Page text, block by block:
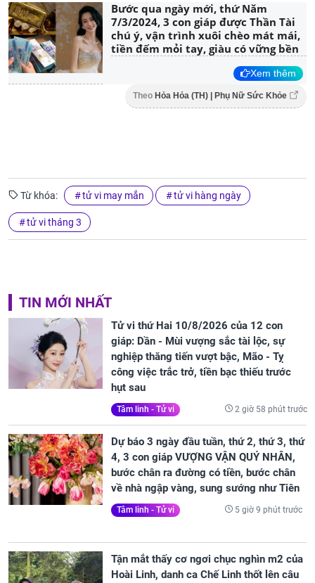
Bước qua ngày mới, thứ Năm
7/3/2024, 3 con giáp được Thần Tài
chú ý, vận trình xuôi chèo mát mái,
tiền đếm mỏi tay, giàu có vững bền
Xem thêm
Theo Hỏa Hỏa (TH) | Phụ Nữ Sức Khỏe
Từ khóa: tử vi may mắn tử vi hàng ngày
tử vi tháng 3
TIN MỚI NHẤT
Tử vi thứ Hai 10/8/2026 của 12 con
giáp: Dần - Mùi vượng sắc tài lộc, sự
nghiệp thăng tiến vượt bậc, Mão - Tỵ
công việc trắc trở, tiền bạc thiếu trước
hụt sau
Tâm linh - Tử vi 2 giờ 58 phút trước
Dự báo 3 ngày đầu tuần, thứ 2, thứ 3, thứ
4, 3 con giáp VƯỢNG VẬN QUÝ NHÂN,
bước chân ra đường có tiền, bước chân
về nhà ngập vàng, sung sướng như Tiên
Tâm linh - Tử vi 5 giờ 9 phút trước
Tận mắt thấy cơ ngơi chục nghìn m2 của
Hoài Linh, danh ca Chế Linh thốt lên câu